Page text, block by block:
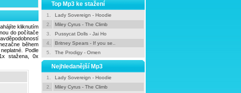
kliknutím
do počítače
během
Podle
stažena, 0x
Top Mp3 ke stažení
1.
Lady Sovereign - Hoodie
2.
Miley Cyrus - The Climb
3.
Pussycat Dolls - Jai Ho
4.
Britney Spears - If you se..
5.
The Prodigy - Omen
Nejhledanější Mp3
1.
Lady Sovereign - Hoodie
2.
Miley Cyrus - The Climb